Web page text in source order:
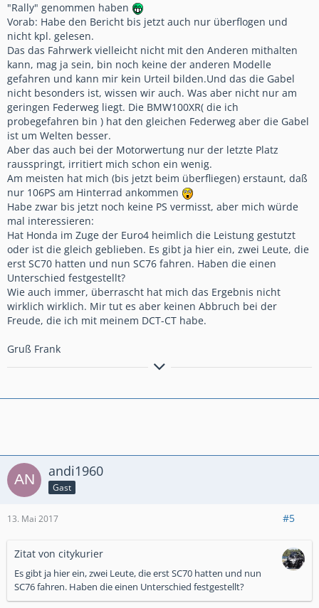
"Rally" genommen haben
Vorab: Habe den Bericht bis jetzt auch nur überflogen und
nicht kpl. gelesen.
Das das Fahrwerk vielleicht nicht mit den Anderen mithalten
kann, mag ja sein, bin noch keine der anderen Modelle
gefahren und kann mir kein Urteil bilden.Und das die Gabel
nicht besonders ist, wissen wir auch. Was aber nicht nur am
geringen Federweg liegt. Die BMW100XR( die ich
probegefahren bin ) hat den gleichen Federweg aber die Gabel
ist um Welten besser.
Aber das auch bei der Motorwertung nur der letzte Platz
rausspringt, irritiert mich schon ein wenig.
Am meisten hat mich (bis jetzt beim überfliegen) erstaunt, daß
nur 106PS am Hinterrad ankommen
Habe zwar bis jetzt noch keine PS vermisst, aber mich würde
mal interessieren:
Hat Honda im Zuge der Euro4 heimlich die Leistung gestutzt
oder ist die gleich geblieben. Es gibt ja hier ein, zwei Leute, die
erst SC70 hatten und nun SC76 fahren. Haben die einen
Unterschied festgestellt?
Wie auch immer, überrascht hat mich das Ergebnis nicht
wirklich wirklich. Mir tut es aber keinen Abbruch bei der
Freude, die ich mit meinem DCT-CT habe.
Gruß Frank
´15er Crosstourer DCT,Honda-Koffersatz, Ermax-
xStream-Werkzeugtasche, lights4all-Rauchglas-Rücklicht,SW-
andi1960
Gast
13. Mai 2017 #5
Zitat von citykurier
Es gibt ja hier ein, zwei Leute, die erst SC70 hatten und nun
SC76 fahren. Haben die einen Unterschied festgestellt?